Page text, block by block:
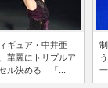
ギュア・中井亜
華麗にトリプルア
ル決める 「...